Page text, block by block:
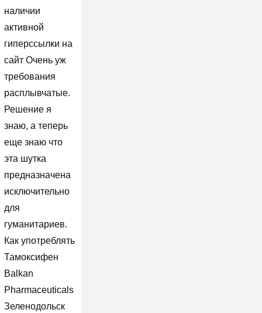
наличии
активной
гиперссылки на
сайт Очень уж
требования
расплывчатые.
Решение я
знаю, а теперь
еще знаю что
эта шутка
предназначена
исключительно
для
гуманитариев.
Как употреблять
Тамоксифен
Balkan
Pharmaceuticals
Зеленодольск